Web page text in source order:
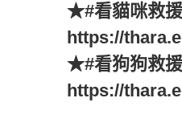
★#看貓咪救援
https://
★#看狗狗救援
https://